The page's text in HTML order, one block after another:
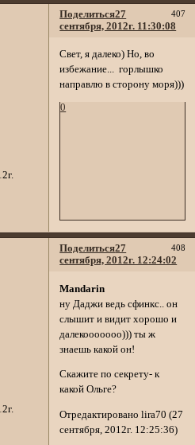
Поделиться 407
27
сентября, 2012г. 11:30:08
Свет, я далеко) Но, во
избежание... горлышко
направлю в сторону моря)))
0
Поделиться 408
27
сентября, 2012г. 12:24:02
Mandarin
ну Даджи ведь сфинкс.. он
слышит и видит хорошо и
далекооооооо))) ты ж
знаешь какой он!
Скажите по секрету- к
какой Ольге?
Отредактировано lira70 (27
сентября, 2012г. 12:25:36)